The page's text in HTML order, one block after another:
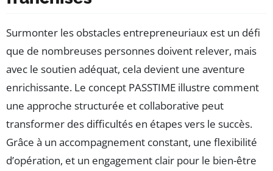
Surmonter les obstacles entrepreneuriaux est un défi
que de nombreuses personnes doivent relever, mais
avec le soutien adéquat, cela devient une aventure
enrichissante. Le concept PASSTIME illustre comment
une approche structurée et collaborative peut
transformer des difficultés en étapes vers le succès.
Grâce à un accompagnement constant, une flexibilité
d’opération, et un engagement clair pour le bien-être